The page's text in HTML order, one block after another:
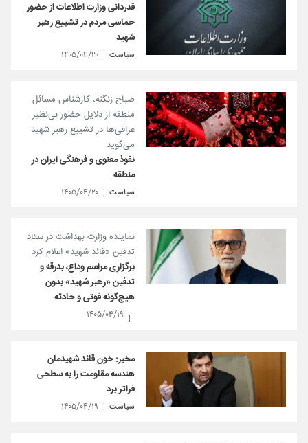
قدردانی وزارت اطلاعات از حضور
حماسی مردم در تشییع رهبر
شهید
سیاست ۱۴۰۵/۰۴/۲۰
صباح زنگنه، کارشناس مسائل
منطقه از دلایل حضور بی‌نظیر
عراقی‌ها در تشییع رهبر شهید
می‌گوید
نفوذ معنوی و فرهنگی ایران در
منطقه
سیاست ۱۴۰۵/۰۴/۲۰
نماینده وزارت بهداشت در ستاد
تدفین «قائد شهید» اعلام کرد
برگزاری مراسم وداع، بدرقه و
تدفین «رهبر شهید» بدون
هیچ‌گونه فوتی و حادثه
۱۴۰۵/۰۴/۱۹
مخبر: خون قائد شهیدمان
هندسه مقاومت را به سطحی
فراتر برد
سیاست ۱۴۰۵/۰۴/۱۹